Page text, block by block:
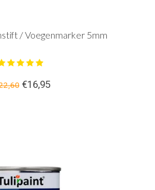
/ Voegenmarker 5mm
€16,95